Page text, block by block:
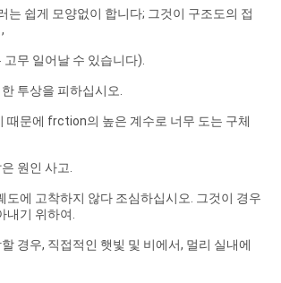
는 쉽게 모양없이 합니다; 그것이 구조도의 접
무 일어날 수 있습니다).
투상을 피하십시오.
때문에 frction의 높은 계수로 너무 도는 구체
원인 사고.
도에 고착하지 않다 조심하십시오. 그것이 경우
내기 위하여.
경우, 직접적인 햇빛 및 비에서, 멀리 실내에